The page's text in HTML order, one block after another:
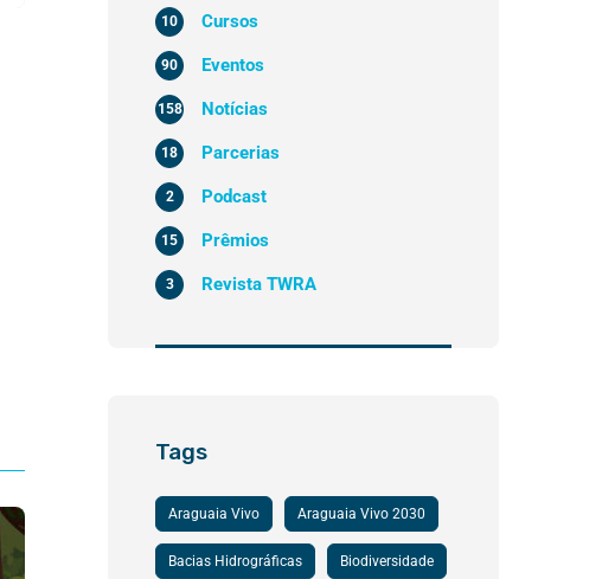
Cursos
10
Eventos
90
Notícias
158
Parcerias
18
Podcast
2
Prêmios
15
Revista TWRA
3
Tags
Araguaia Vivo Araguaia Vivo 2030
Bacias Hidrográficas Biodiversidade